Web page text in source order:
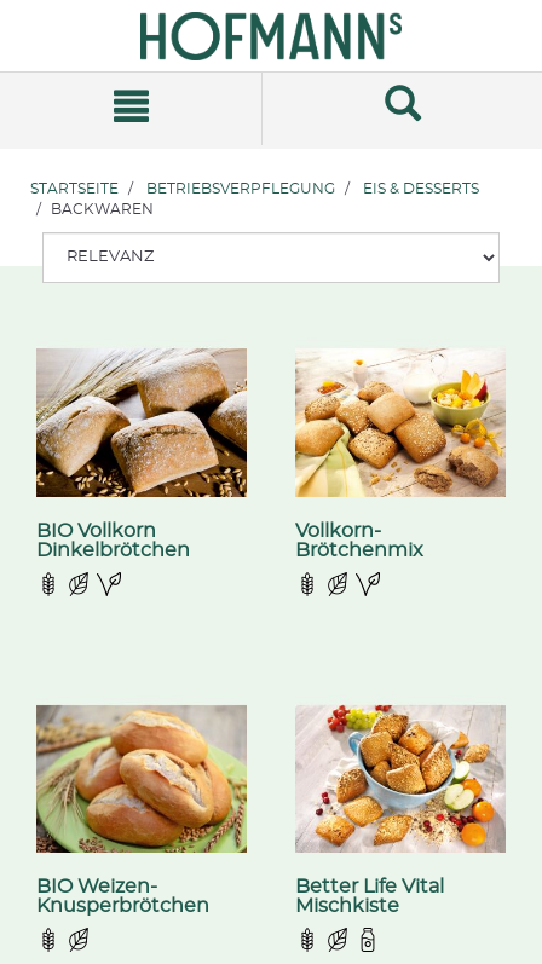
Navigationsmenü
STARTSEITE BETRIEBSVERPFLEGUNG
EIS & DESSERTS
BACKWAREN
BIO Vollkorn
Dinkelbrötchen
Vollkorn-
Brötchenmix
BIO Weizen-
Knusperbrötchen
Better Life Vital
Mischkiste